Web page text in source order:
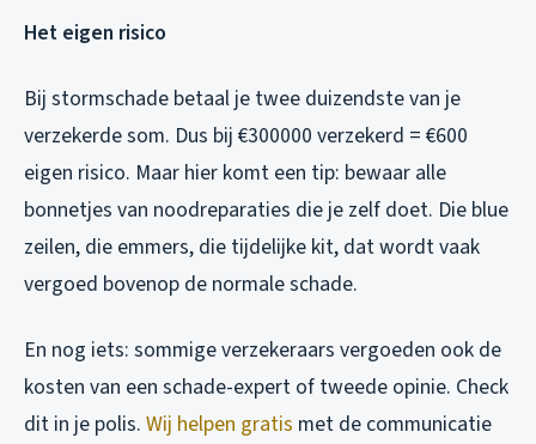
Het eigen risico
Bij stormschade betaal je twee duizendste van je
verzekerde som. Dus bij €300000 verzekerd = €600
eigen risico. Maar hier komt een tip: bewaar alle
bonnetjes van noodreparaties die je zelf doet. Die blue
zeilen, die emmers, die tijdelijke kit, dat wordt vaak
vergoed bovenop de normale schade.
En nog iets: sommige verzekeraars vergoeden ook de
kosten van een schade-expert of tweede opinie. Check
dit in je polis. Wij helpen gratis met de communicatie